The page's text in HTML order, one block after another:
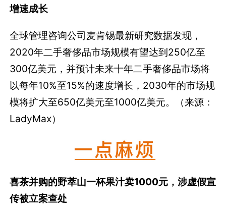
增速成长
全球管理咨询公司麦肯锡最新研究数据发现，
2020年二手奢侈品市场规模有望达到250亿至
300亿美元，并预计未来十年二手奢侈品市场将
以每年10%至15%的速度增长，2030年的市场规
模将扩大至650亿美元至1000亿美元。（来源：
LadyMax）
喜茶并购的野萃山一杯果汁卖1000元，涉虚假宣
传被立案查处